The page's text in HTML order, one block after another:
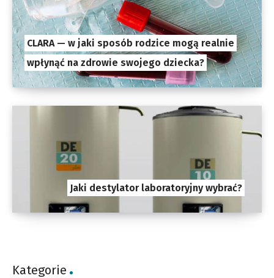
CLARA — w jaki sposób rodzice mogą realnie
wpłynąć na zdrowie swojego dziecka?
Jaki destylator laboratoryjny wybrać?
Kategorie